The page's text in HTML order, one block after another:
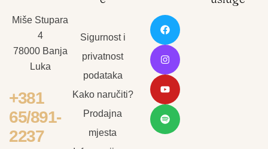
Miše Stupara
4
78000 Banja
Luka
+381
65/891-
2237
Sigurnost i
privatnost
podataka
Kako naručiti?
Prodajna
mjesta